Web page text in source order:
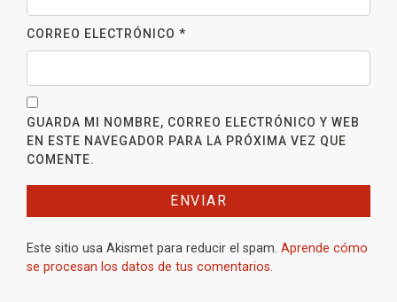
CORREO ELECTRÓNICO *
GUARDA MI NOMBRE, CORREO ELECTRÓNICO Y WEB
EN ESTE NAVEGADOR PARA LA PRÓXIMA VEZ QUE
COMENTE.
Este sitio usa Akismet para reducir el spam. Aprende cómo
se procesan los datos de tus comentarios.